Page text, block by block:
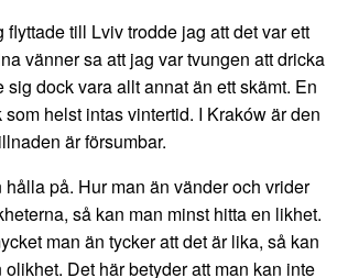
flyttade till Lviv trodde jag att det var ett
vänner sa att jag var tvungen att dricka
sig dock vara allt annat än ett skämt. En
helst intas vintertid. I Kraków är den
är försumbar.
hålla på. Hur man än vänder och vrider
så kan man minst hitta en likhet.
man än tycker att det är lika, så kan
Det här betyder att man kan inte